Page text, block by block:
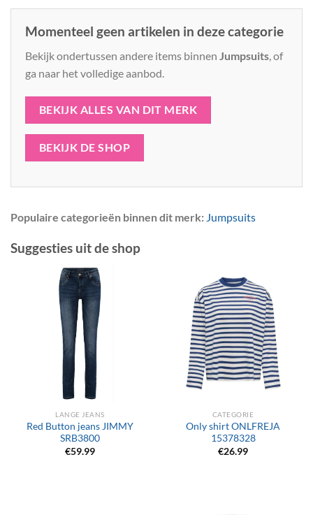
Momenteel geen artikelen in deze categorie
Bekijk ondertussen andere items binnen Jumpsuits , of
ga naar het volledige aanbod.
BEKIJK ALLES VAN DIT MERK
BEKIJK DE SHOP
Populaire categorieën binnen dit merk: Jumpsuits
Suggesties uit de shop
LANGE JEANS
Red Button jeans JIMMY
SRB3800
€59.99
CATEGORIE
Only shirt ONLFREJA
15378328
€26.99